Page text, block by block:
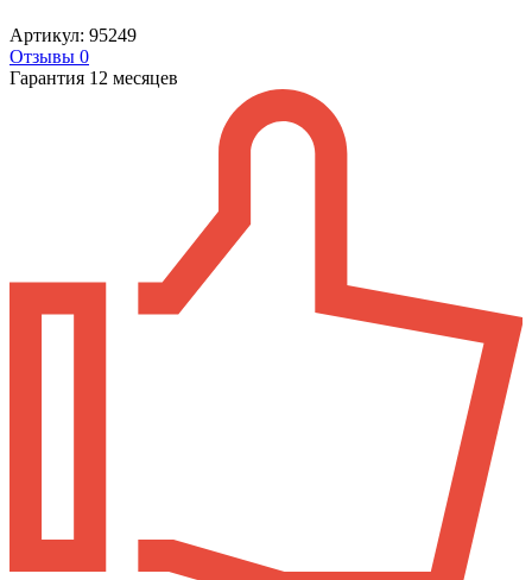
Артикул: 95249
Отзывы 0
Гарантия 12 месяцев